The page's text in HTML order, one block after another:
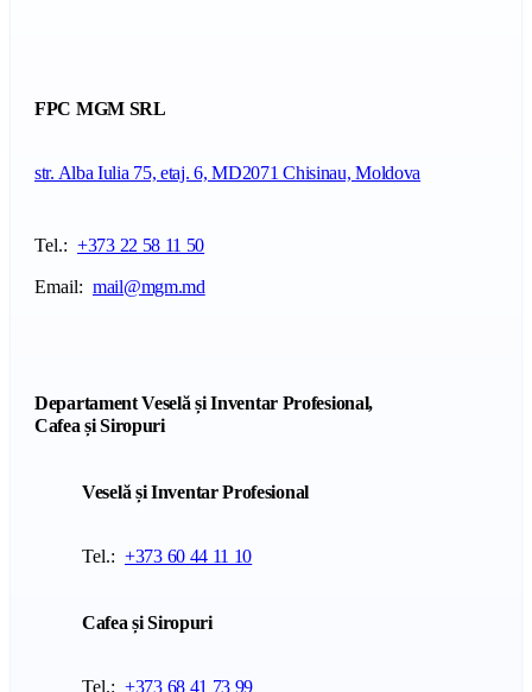
FPC MGM SRL
str. Alba Iulia 75, etaj. 6, MD2071 Chisinau, Moldova
Tel.: +373 22 58 11 50
Email: mail@mgm.md
Departament Veselă și Inventar Profesional,
Cafea și Siropuri
Veselă și Inventar Profesional
Tel.: +373 60 44 11 10
Cafea și Siropuri
Tel.: +373 68 41 73 99